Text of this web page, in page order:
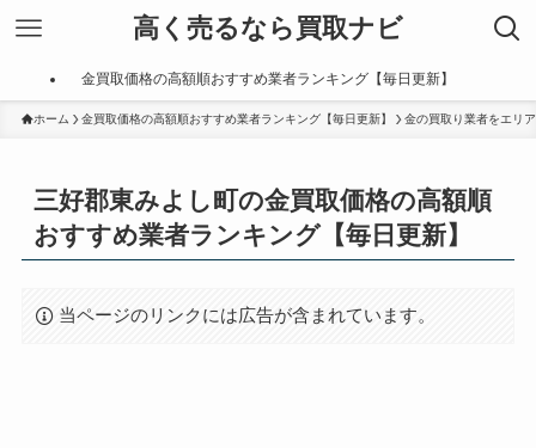
高く売るなら買取ナビ
金買取価格の高額順おすすめ業者ランキング【毎日更新】
ホーム 金買取価格の高額順おすすめ業者ランキング【毎日更新】 金の買取り業者をエリ
三好郡東みよし町の金買取価格の高額順
おすすめ業者ランキング【毎日更新】
当ページのリンクには広告が含まれています。